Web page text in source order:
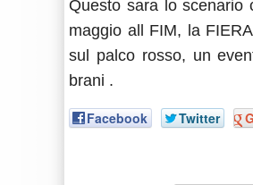
Questo sara lo scenario
maggio all FIM, la
sul palco rosso, un
brani .
Facebook Twitter